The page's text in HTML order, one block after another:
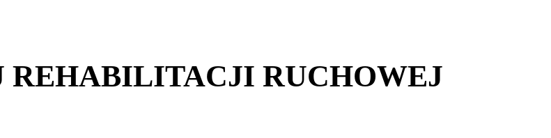
REHABILITACJI RUCHOWEJ